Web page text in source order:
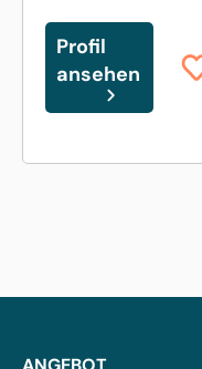
Profil
ansehen